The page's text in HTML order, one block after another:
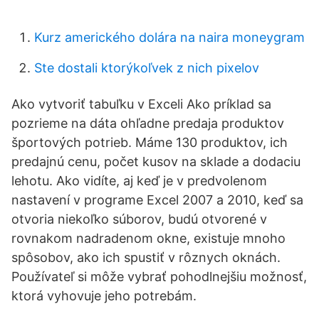
Kurz amerického dolára na naira moneygram
Ste dostali ktorýkoľvek z nich pixelov
Ako vytvoriť tabuľku v Exceli Ako príklad sa
pozrieme na dáta ohľadne predaja produktov
športových potrieb. Máme 130 produktov, ich
predajnú cenu, počet kusov na sklade a dodaciu
lehotu. Ako vidíte, aj keď je v predvolenom
nastavení v programe Excel 2007 a 2010, keď sa
otvoria niekoľko súborov, budú otvorené v
rovnakom nadradenom okne, existuje mnoho
spôsobov, ako ich spustiť v rôznych oknách.
Používateľ si môže vybrať pohodlnejšiu možnosť,
ktorá vyhovuje jeho potrebám.